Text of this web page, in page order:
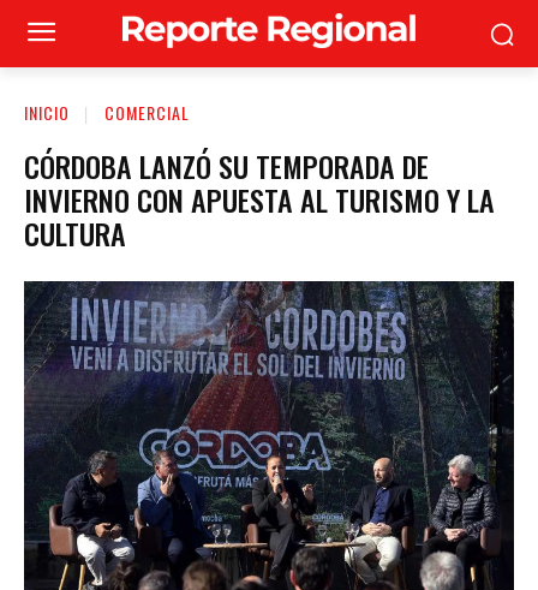
INICIO COMERCIAL
CÓRDOBA LANZÓ SU TEMPORADA DE
INVIERNO CON APUESTA AL TURISMO Y LA
CULTURA